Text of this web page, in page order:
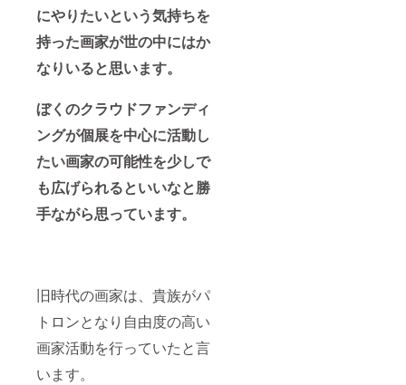
にやりたいという気持ちを
持った画家が世の中にはか
なりいると思います。
ぼくのクラウドファンディ
ングが個展を中心に活動し
たい画家の可能性を少しで
も広げられるといいなと勝
手ながら思っています。
旧時代の画家は、貴族がパ
トロンとなり自由度の高い
画家活動を行っていたと言
います。